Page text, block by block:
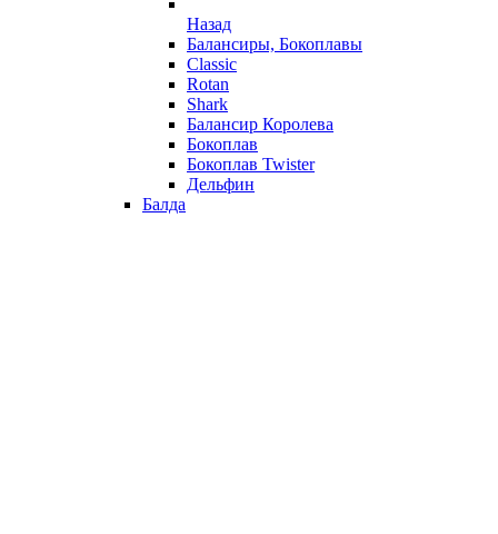
Назад
Балансиры, Бокоплавы
Classic
Rotan
Shark
Балансир Королева
Бокоплав
Бокоплав Twister
Дельфин
Балда